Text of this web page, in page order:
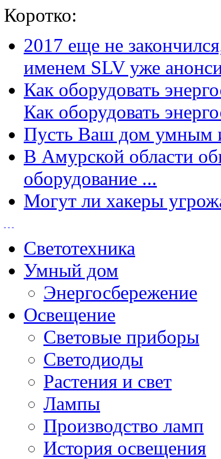
Коротко:
2017 еще не
именем SLV уже
Как оборудовать
Как оборудовать
Пусть Ваш дом умным
В Амурской области
оборудование ...
Могут ли хакеры
Светотехника
Умный дом
Энергосбережение
Освещение
Световые приборы
Светодиоды
Растения и свет
Лампы
Производство ламп
История освещения